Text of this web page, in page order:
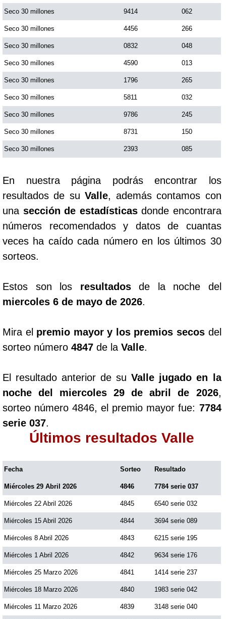
Saman de la suerte
Sinuano Día
Sinuano Noche
Super Chontico Noche
Seco 30 millones 9414 062
Seco 30 millones 4456 266
Seco 30 millones 0832 048
Seco 30 millones 4590 013
Seco 30 millones 1796 265
Seco 30 millones 5811 032
Seco 30 millones 9786 245
Seco 30 millones 8731 150
Seco 30 millones 2393 085
En nuestra página podrás encontrar los
resultados de suValle, además contamos con
una sección de estadísticasdonde encontrara
números recomendados y datos de cuantas
veces ha caído cada número en los últimos 30
sorteos.
Estos son los resultadosde la noche del
miercoles 6 de mayo de 2026.
Mira el premio mayor y los premios secosdel
sorteo número 4847 de la Valle.
El resultado anterior de suValle jugado en la
noche del miercoles 29 de abril de 2026,
sorteo número 4846, el premio mayor fue: 7784
serie 037.
Últimos resultados Valle
Fecha Sorteo Resultado
Miércoles 29 Abril 2026 4846 7784 serie 037
Miércoles 22 Abril 2026 4845 6540 serie 032
Miércoles 15 Abril 2026 4844 3694 serie 089
Miércoles 8 Abril 2026 4843 6215 serie 195
Miércoles 1 Abril 2026 4842 9634 serie 176
Miércoles 25 Marzo 2026 4841 1414 serie 237
Miércoles 18 Marzo 2026 4840 1983 serie 042
Miércoles 11 Marzo 2026 4839 3148 serie 040